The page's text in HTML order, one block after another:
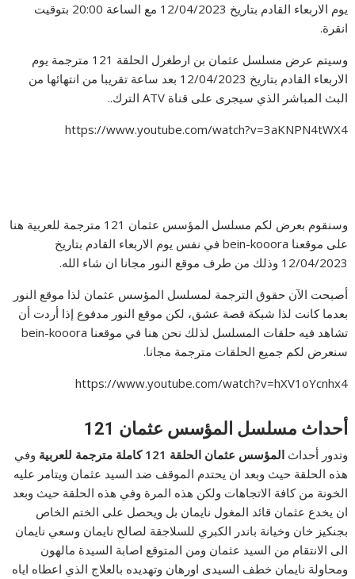
يوم الاربعاء القادم بتاريخ 12/04/2023 مع الساعة 20:00 بتوقيت
انقرة.
وسيتم عرض مسلسل عثمان بن ارطغرل الحلقة 121 مترجمة يوم
الاربعاء القادم بتاريخ 12/04/2023 بعد ساعة تقريبا من انتهائها من
البث المباشر الذي سيجرى على قناة ATV الترك..
https://www.youtube.com/watch?v=3aKNPN4tWX4
وسنقوم بعرض لكم مسلسل المؤسس عثمان 121 مترجمة للعربية هنا
على موقعنا bein-kooora في نفس يوم الاربعاء القادم بتاريخ
12/04/2023 وذلك من طرف موقع النور مجانا ان شاء الله.
أصبحت الآن حقوق الترجمة لمسلسل المؤسس عثمان لذا موقع النور
بعدما كانت لذا شبكة قصة عشق، لكن موقع النور مدفوع إذا أردت أن
تشاهد فيه حلقات المسلسل لذلك نحن هنا في موقعنا bein-kooora
سنعرض لكم جميع الحلقات مترجمة مجانا.
https://www.youtube.com/watch?v=hXV1oYcnhx4
أحداث مسلسل المؤسس عثمان 121
وتدور أحداث المؤسس عثمان الحلقة 121 كاملة مترجمة للعربية
وفي
هذه الحلقة حيث وبعد ان يحتدم الموقف ضد السيد عثمان ويتامر عليه
الخونة من كافة الاتجاهات ولكن هذه المرة وفي هذه الحلقة حيث وبعد
ان يخدع عثمان قائد المغول نايمان بل ويحصل على الختم الخاص
بجنكيز خان وخيانة باندر الكبري للسلاجقة لصالح نايمان وسعي نايمان
الى الانتقام من السيد عثمان ومن المتوقع اصابة السيدة مالهون
ومحاولة نايمان خطف السيدى اورهان وتهديده بالعلاج الذي اعطاه اياه